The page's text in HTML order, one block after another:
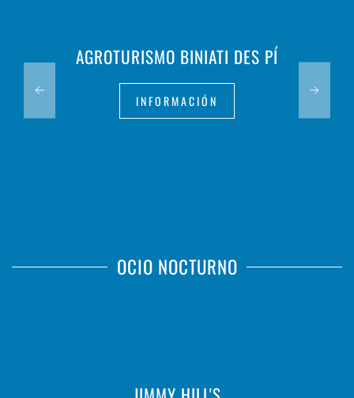
AGROTURISMO BINIATI DES PÍ
INFORMACIÓN
OCIO NOCTURNO